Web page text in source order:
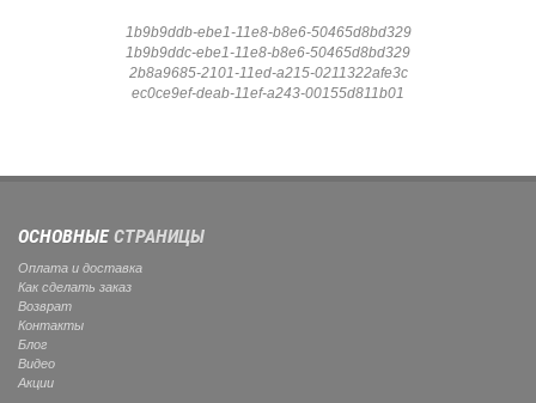
1b9b9ddb-ebe1-11e8-b8e6-50465d8bd329
1b9b9ddc-ebe1-11e8-b8e6-50465d8bd329
2b8a9685-2101-11ed-a215-0211322afe3c
ec0ce9ef-deab-11ef-a243-00155d811b01
ОСНОВНЫЕСТРАНИЦЫ
Оплата и доставка
Как сделать заказ
Возврат
Контакты
Блог
Видео
Акции